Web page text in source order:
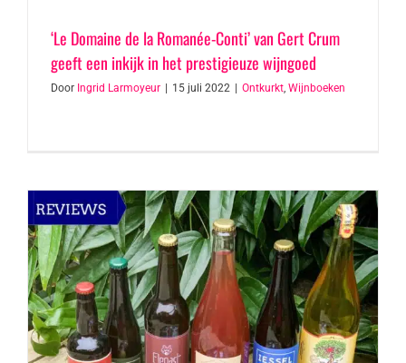
‘Le Domaine de la Romanée-Conti’ van Gert Crum
geeft een inkijk in het prestigieuze wijngoed
Door Ingrid Larmoyeur 15 juli 2022 Ontkurkt, Wijnboeken